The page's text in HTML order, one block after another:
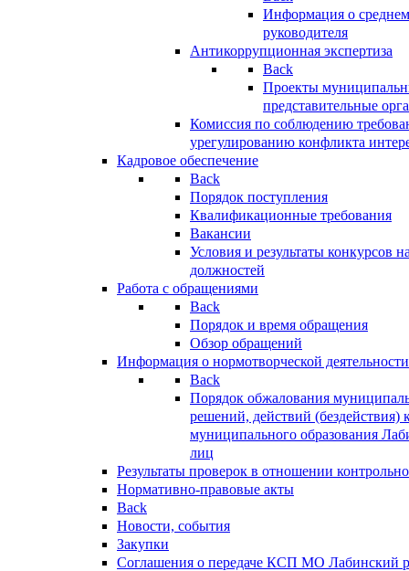
Информация о
руководителя
Антикоррупционная экспертиза
Back
Проекты
представительные
Комиссия по соблюдению
урегулированию конфликта
Кадровое обеспечение
Back
Порядок поступления
Квалификационные требования
Вакансии
Условия и результаты конкурсов
должностей
Работа с обращениями
Back
Порядок и время обращения
Обзор обращений
Информация о нормотворческой деятельности
Back
Порядок обжалования
решений, действий (бездействия)
муниципального образования
лиц
Результаты проверок в отношении
Нормативно-правовые акты
Back
Новости, события
Закупки
Соглашения о передаче КСП МО Лабинский